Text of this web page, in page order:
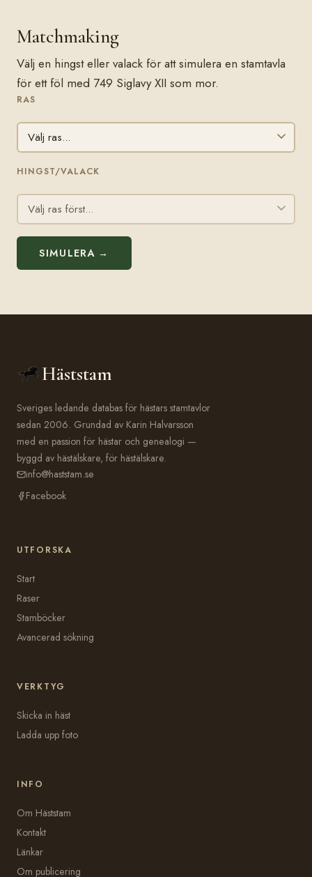
Matchmaking
Välj en hingst eller valack för att simulera en stamtavla
för ett föl med 749 Siglavy XII som mor.
RAS
HINGST/VALACK
SIMULERA →
Häststam
Sveriges ledande databas för hästars stamtavlor
sedan 2006. Grundad av Karin Halvarsson
med en passion för hästar och genealogi —
byggd av hästälskare, för hästälskare.
info@haststam.se
Facebook
UTFORSKA
Start
Raser
Stamböcker
Avancerad sökning
VERKTYG
Skicka in häst
Ladda upp foto
INFO
Om Häststam
Kontakt
Länkar
Om publicering